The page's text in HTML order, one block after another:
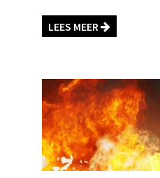
LEES MEER